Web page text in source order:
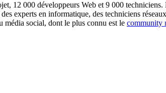
12 000 développeurs Web et 9 000
experts en informatique, des techniciens
média social, dont le plus connu est le community